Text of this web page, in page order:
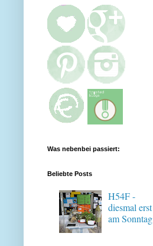
Was nebenbei passiert:
Beliebte Posts
H54F -
diesmal erst
am Sonntag